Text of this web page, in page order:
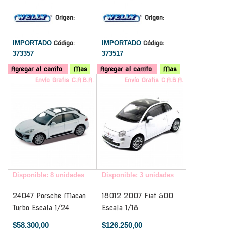
Origen:
IMPORTADO Código:
373357
Agregar al carrito Mas
Origen:
IMPORTADO Código:
373517
Agregar al carrito
Mas
Envío Gratis C.A.B.A.
Disponible: 8 unidades
24047 Porsche Macan
Turbo Escala 1/24
$58.300,00
Envío Gratis C.A.B.A.
Disponible: 3 unidades
18012 2007 Fiat 500
Escala 1/18
$126.250,00